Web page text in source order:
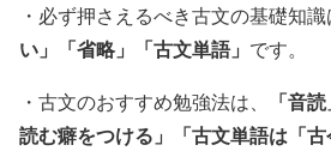
・必ず押さえるべき古文の基礎知識
い」「省略」「古文単語」 です。
・古文のおすすめ勉強法は、
「音
読む癖をつける」「古文単語は「